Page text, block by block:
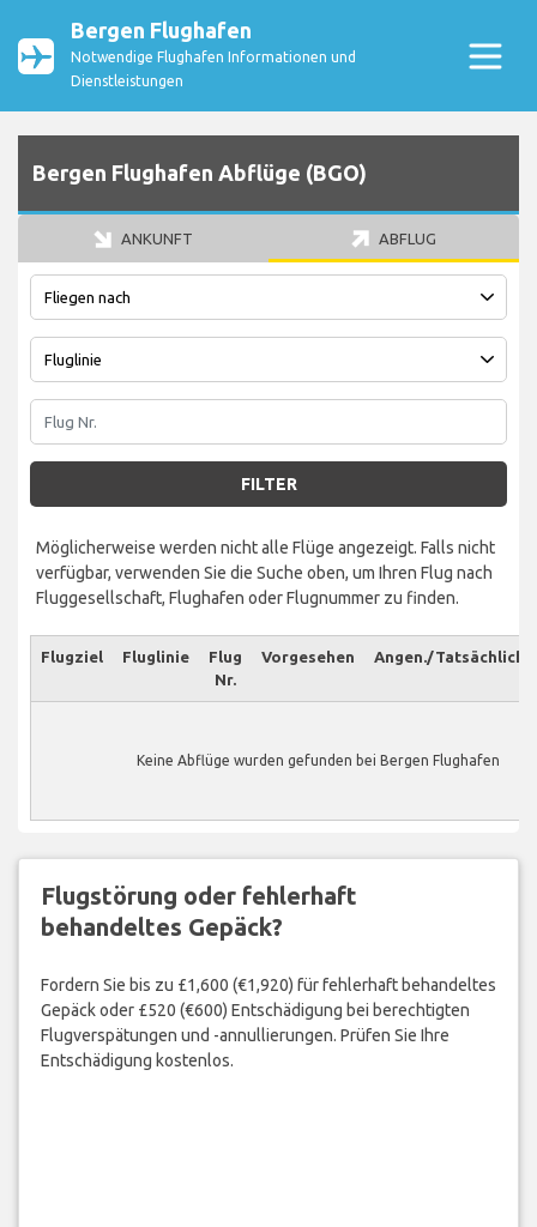
Bergen Flughafen
Notwendige Flughafen Informationen und
Dienstleistungen
Bergen Flughafen Abflüge (BGO)
ANKUNFT ABFLUG
FILTER
Möglicherweise werden nicht alle Flüge angezeigt. Falls nicht
verfügbar, verwenden Sie die Suche oben, um Ihren Flug nach
Fluggesellschaft, Flughafen oder Flugnummer zu finden.
Flugziel Fluglinie
Flug
Nr.
Vorgesehen Angen./Tatsächlich
Keine Abflüge wurden gefunden bei Bergen Flughafen
Flugstörung oder fehlerhaft
behandeltes Gepäck?
Fordern Sie bis zu £1,600 (€1,920) für fehlerhaft behandeltes
Gepäck oder £520 (€600) Entschädigung bei berechtigten
Flugverspätungen und -annullierungen. Prüfen Sie Ihre
Entschädigung kostenlos.